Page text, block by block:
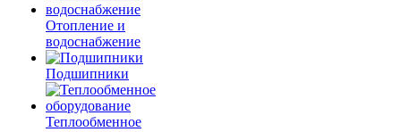
Отопление и
водоснабжение
Подшипники
Теплообменное